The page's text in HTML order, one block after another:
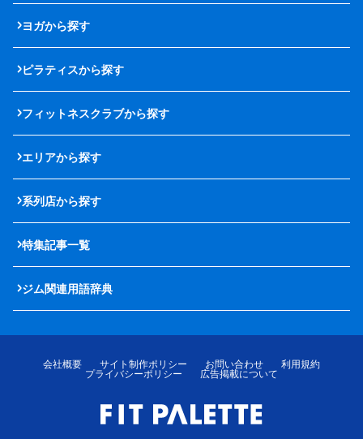
ヨガから探す
ピラティスから探す
フィットネスクラブから探す
エリアから探す
系列店から探す
特集記事一覧
ジム関連用語辞典
会社概要 サイト制作ポリシー お問い合わせ
利用規約
プライバシーポリシー
広告掲載について